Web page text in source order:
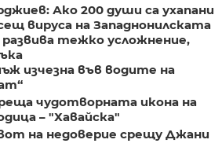
Ако 200 души са ухапани
вируса на Западнонилската
тежко усложнение,
изчезна във водите на
чудотворната икона на
– "Хавайска"
на недоверие срещу Джани